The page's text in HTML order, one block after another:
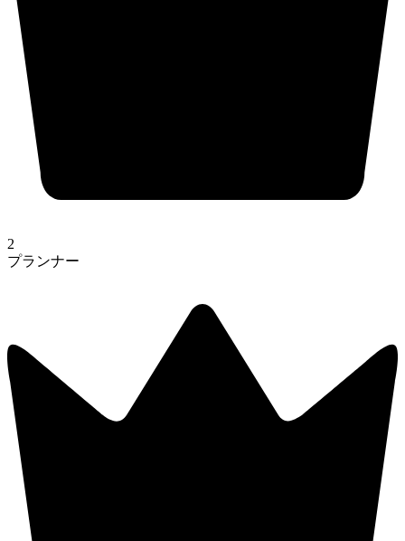
2
プランナー